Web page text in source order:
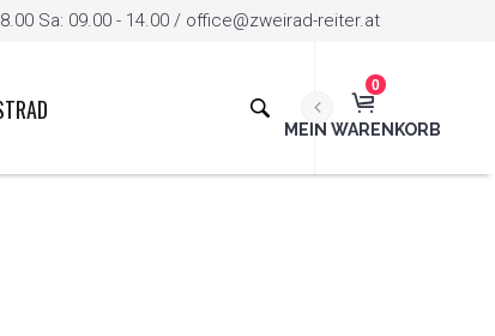
Sa: 09.00 - 14.00 / office@zweirad-reiter.at
0
MEIN WARENKORB